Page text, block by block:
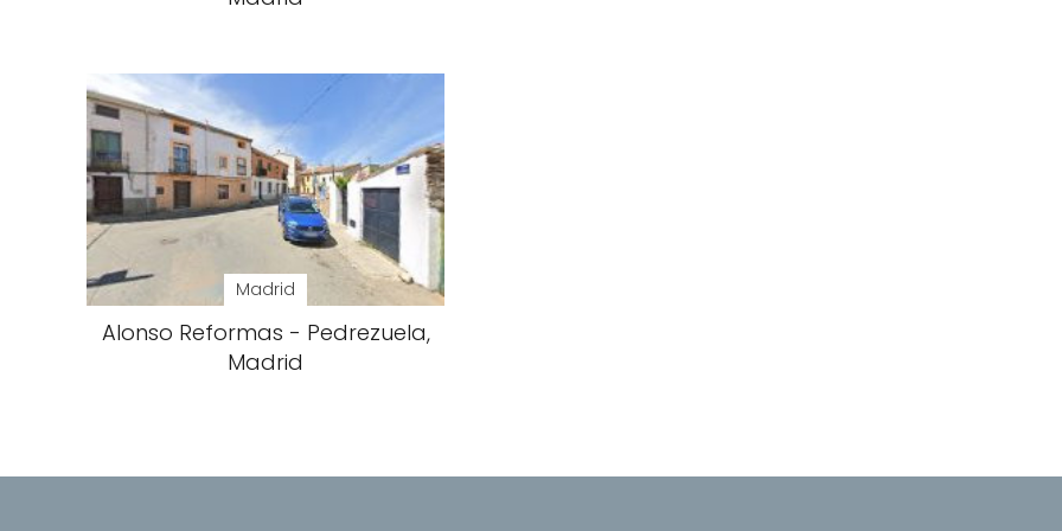
Madrid
Alonso Reformas - Pedrezuela,
Madrid